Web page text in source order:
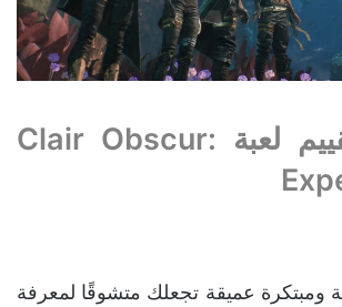
مراجعة وتقييم لعبة Clair Obscur:
عميقة تجعلك متشوقًا لمعرفة